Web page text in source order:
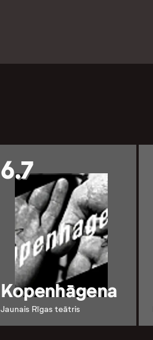
6.7
Kopenhāgena
Jaunais Rīgas teātris